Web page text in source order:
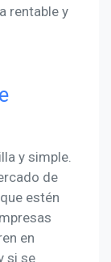
rentable y
y simple.
de
estén
en
si se